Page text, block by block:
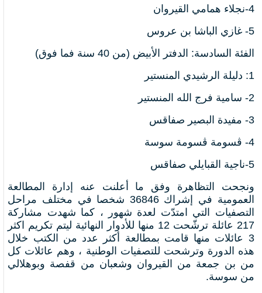
4- نجلاء همامي القيروان
5- غازي الباشا بن عروس
الفئة السادسة: الدفتر الأبيض (من 40 سنة فما فوق)
1: دليلة الرشيدي المنستير
2-
سامية فرج الله المنستير
3-
مفيدة البصير صفاقس
4-
ڨسومة ڨسومة سوسة
5- ناجية القبايلي صفاقس
ونجحت التظاهرة وفق ما أعلنت عنه إدارة المطالعة
العمومية في إشراك 36846 شخصا في مختلف مراحل
التصفيات التي امتدّت لعدة شهور ، كما شهدت مشاركة
217 عائلة ترشّحت 12 منها للأدوار النهائية ليتم تكريم اكثر
3 عائلات منها قامت بمطالعة أكثر عدد من الكتب خلال
هذه الدورة وترشحت للتصفيات الوطنية ، وهم عائلات كل
من بن جمعة من القيروان وشعبان من قفصة وبوهلالي
من سوسة.